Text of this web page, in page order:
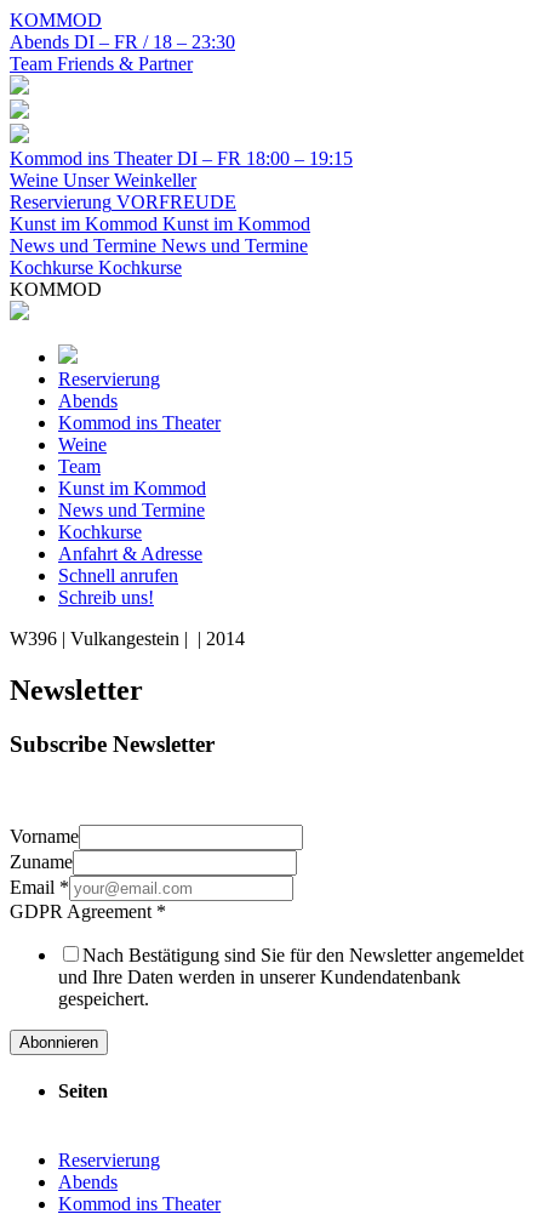
KOMMOD
Abends DI – FR / 18 – 23:30
Team Friends & Partner
Kommod ins Theater DI – FR 18:00 – 19:15
Weine Unser Weinkeller
Reservierung VORFREUDE
Kunst im Kommod Kunst im Kommod
News und Termine News und Termine
Kochkurse Kochkurse
KOMMOD
Reservierung
Abends
Kommod ins Theater
Weine
Team
Kunst im Kommod
News und Termine
Kochkurse
Anfahrt & Adresse
Schnell anrufen
Schreib uns!
W396 | Vulkangestein | | 2014
Newsletter
Subscribe Newsletter
Vorname
Zuname
Email *
GDPR Agreement *
Nach Bestätigung sind Sie für den Newsletter angemeldet
und Ihre Daten werden in unserer Kundendatenbank
gespeichert.
Abonnieren
Seiten
Reservierung
Abends
Kommod ins Theater